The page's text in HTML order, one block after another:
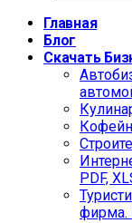
Главная
Блог
Скачать
PDF,
фирма.